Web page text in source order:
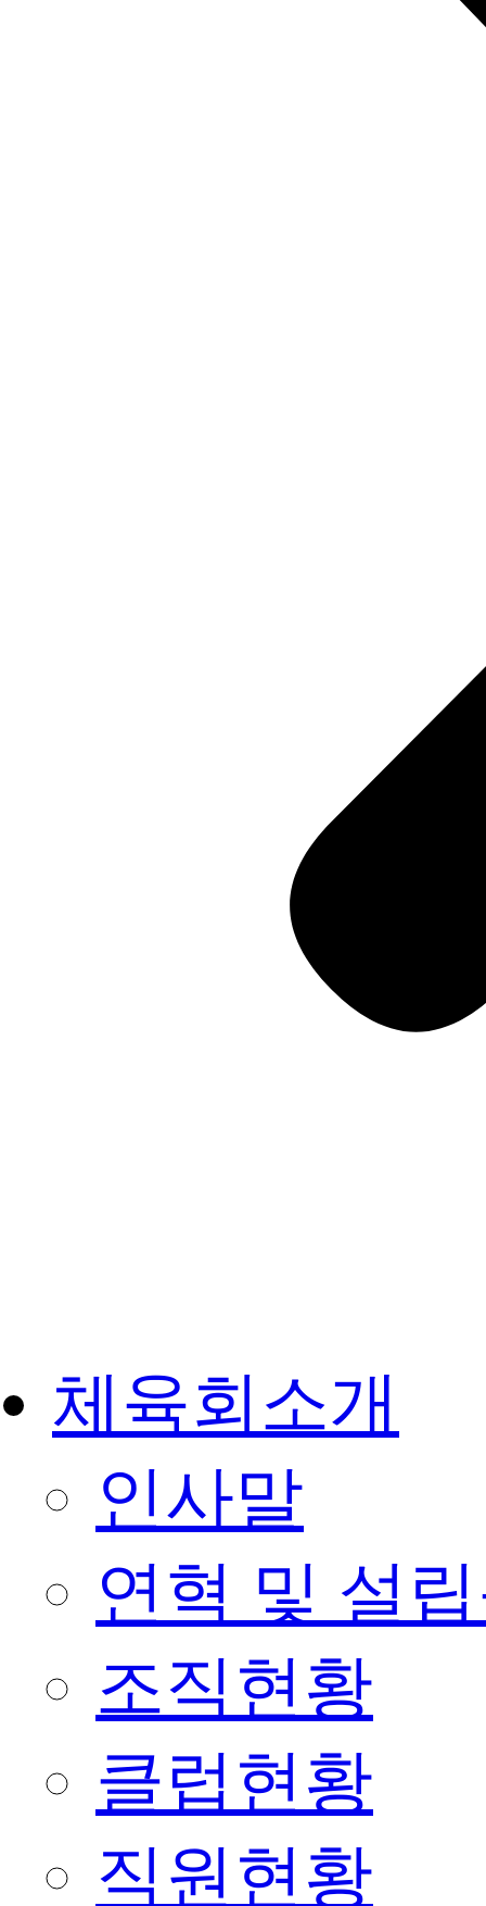
체육회소개
인사말
연혁 및 설
조직현황
클럽현황
직원현황